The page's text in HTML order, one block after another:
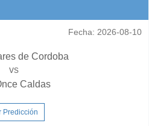
Fecha: 2026-08-10
de Cordoba
vs
Caldas
Predicción